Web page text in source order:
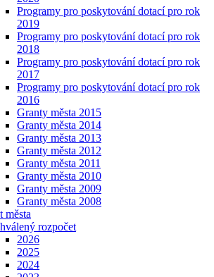
Programy pro poskytování dotací pro rok
2019
Programy pro poskytování dotací pro rok
2018
Programy pro poskytování dotací pro rok
2017
Programy pro poskytování dotací pro rok
2016
Granty města 2015
Granty města 2014
Granty města 2013
Granty města 2012
Granty města 2011
Granty města 2010
Granty města 2009
Granty města 2008
města
rozpočet
2026
2025
2024